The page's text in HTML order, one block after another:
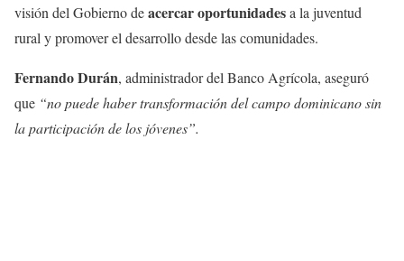
visión del Gobierno deacercar oportunidadesa la juventud
rural y promover el desarrollo desde las comunidades.
Fernando Durán, administrador del Banco Agrícola, aseguró
que “no puede haber transformación del campo dominicano sin
la participación de los jóvenes”.